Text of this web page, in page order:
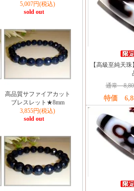
5,007円(税込)
sold out
高品質サファイアカット
ブレスレット★8mm
3,855円(税込)
sold out
【高級至純天
通常
特価